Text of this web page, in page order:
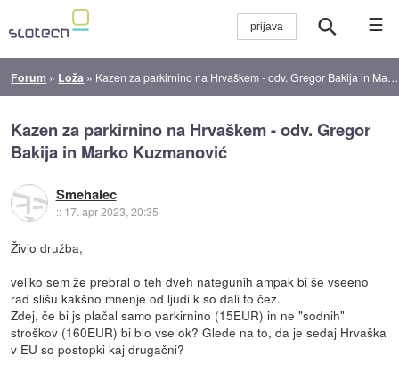
☰
Forum » Loža » Kazen za parkirnino na Hrvaškem - odv. Gregor Bakija in Marko Kuzmanović
Kazen za parkirnino na Hrvaškem - odv. Gregor
Bakija in Marko Kuzmanović
Smehalec
:: 17. apr 2023, 20:35
Živjo družba,
veliko sem že prebral o teh dveh nategunih ampak bi še vseeno
rad slišu kakšno mnenje od ljudi k so dali to čez.
Zdej, če bi js plačal samo parkirnino (15EUR) in ne "sodnih"
stroškov (160EUR) bi blo vse ok? Glede na to, da je sedaj Hrvaška
v EU so postopki kaj drugačni?